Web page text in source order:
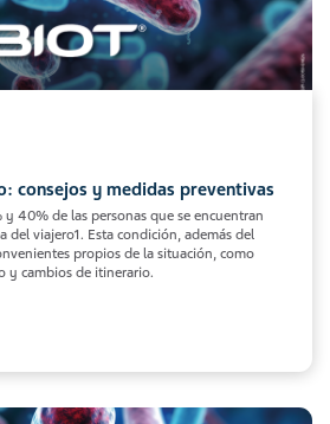
consejos y medidas preventivas
y 40% de las personas que se encuentran
del viajero1. Esta condición, además del
propios de la situación, como
y cambios de itinerario.